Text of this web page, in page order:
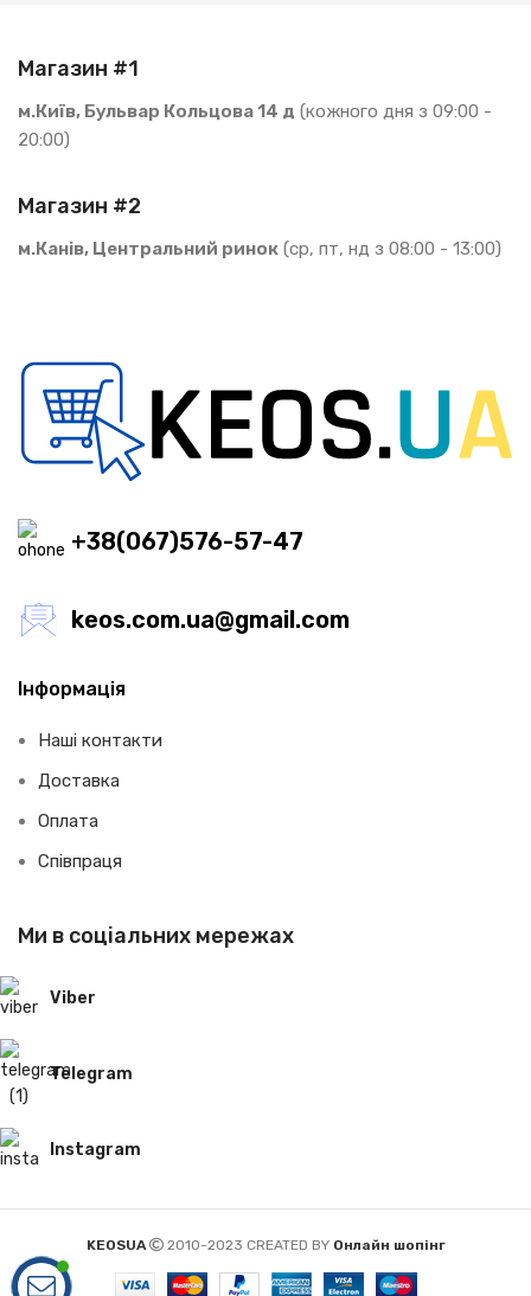
Магазин #1
м.Київ, Бульвар Кольцова 14 д (кожного дня з 09:00 -
20:00)
Магазин #2
м.Канів, Центральний ринок (ср, пт, нд з 08:00 - 13:00)
+38(067)576-57-47
keos.com.ua@gmail.com
Інформація
Наші контакти
Доставка
Оплата
Співпраця
Ми в соціальних мережах
Viber
Telegram
Instagram
KEOSUA 2010-2023 CREATED BY Онлайн шопінг